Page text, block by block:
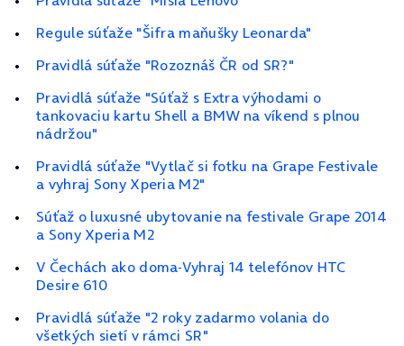
Regule súťaže "Šifra maňušky Leonarda"
Pravidlá súťaže "Rozoznáš ČR od SR?"
Pravidlá súťaže "Súťaž s Extra výhodami o
tankovaciu kartu Shell a BMW na víkend s plnou
nádržou"
Pravidlá súťaže "Vytlač si fotku na Grape Festivale
a vyhraj Sony Xperia M2"
Súťaž o luxusné ubytovanie na festivale Grape 2014
a Sony Xperia M2
V Čechách ako doma-Vyhraj 14 telefónov HTC
Desire 610
Pravidlá súťaže "2 roky zadarmo volania do
všetkých sietí v rámci SR"